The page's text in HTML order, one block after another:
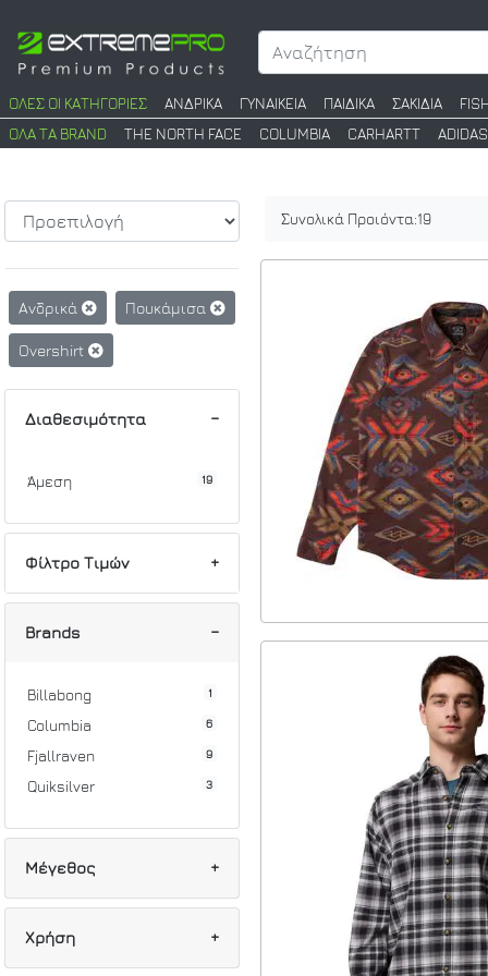
ΟΛΕΣ ΟΙ ΚΑΤΗΓΟΡΙΕΣ ΑΝΔΡΙΚΑ ΓΥΝΑΙΚΕΙΑ ΠΑΙΔΙΚΑ ΣΑΚΙΔΙΑ
ΟΛΑ ΤΑ BRAND
THE NORTH FACE COLUMBIA CARHARTT ADIDAS
Ανδρικά Πουκάμισα
Overshirt
Διαθεσιμότητα
Άμεση 19
Φίλτρο Τιμών
Min
Brands
Billabong 1
Columbia 6
Fjallraven 9
Quiksilver 3
Μέγεθος
M
Χρήση
Συνολικά Προιόντα:19